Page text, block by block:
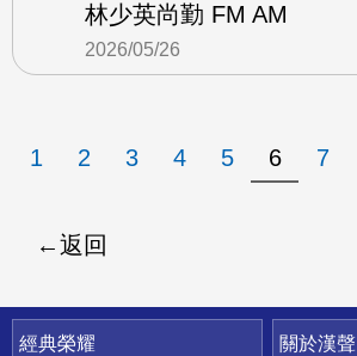
林少英尚勤 FM AM
2026/05/26
1 2 3 4 5 6 7
返回
快速連結
經典榮耀
關於漢聲